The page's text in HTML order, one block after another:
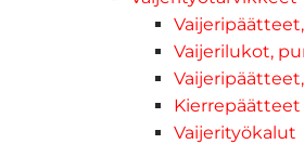
Vaijerilukot,
Kierrepäätteet
Vaijerityökalut